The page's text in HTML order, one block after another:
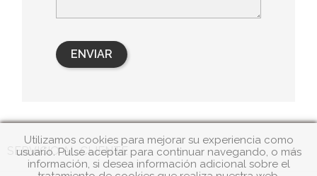
SERVICIO AL CLIENTE 
Utilizamos cookies para mejorar su experiencia como
usuario. Pulse aceptar para continuar navegando, o más
información, si desea información adicional sobre el